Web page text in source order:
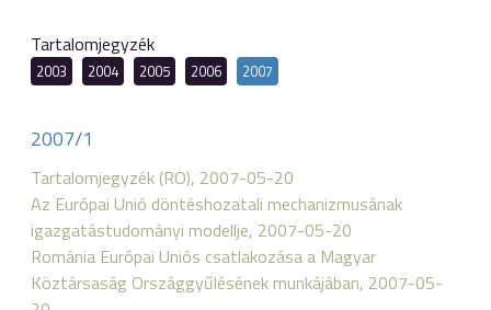
Tartalomjegyzék
2003 2004 2005 2006 2007
2007/1
Tartalomjegyzék (RO), 2007-05-20
Az Európai Unió döntéshozatali mechanizmusának
igazgatástudományi modellje, 2007-05-20
Románia Európai Uniós csatlakozása a Magyar
Köztársaság Országgyűlésének munkájában, 2007-05-